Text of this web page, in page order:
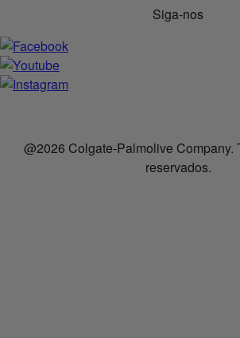
Siga-nos
@2026 Colgate-Palmolive Company.
reservados.